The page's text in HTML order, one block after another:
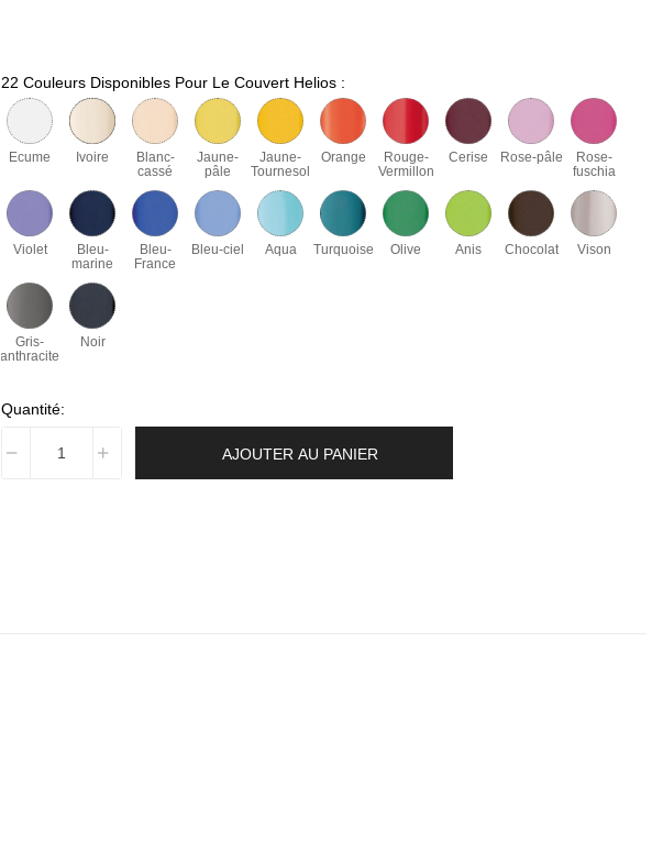
22 Couleurs Disponibles Pour Le Couvert Helios :
Ecume Ivoire
Blanc-
cassé
Jaune-
pâle
Jaune-
Tournesol
Orange
Rouge-
Vermillon
Cerise Rose-pâle
Rose-
fuschia
Violet
Bleu-
marine
Bleu-
France
Bleu-ciel Aqua Turquoise Olive Anis Chocolat Vison
Gris-
anthracite
Noir
Quantité:
AJOUTER AU PANIER